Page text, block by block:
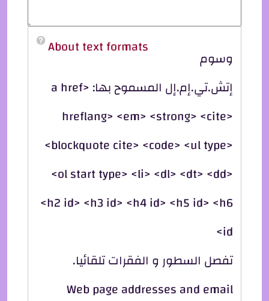
About text formats
وسوم
إتش.تي.إم.إل المسموح بها: <a href
hreflang> <em> <strong> <cite>
<blockquote cite> <code> <ul type>
<ol start type> <li> <dl> <dt> <dd>
<h2 id> <h3 id> <h4 id> <h5 id> <h6
id>
تفصل السطور و الفقرات تلقائيا.
Web page addresses and email